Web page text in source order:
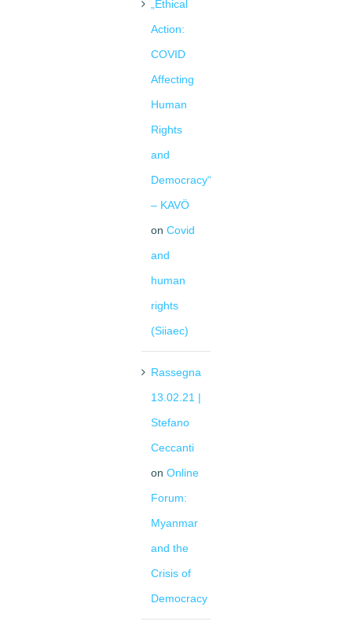
„Ethical
Action:
COVID
Affecting
Human
Rights
and
Democracy“
– KAVÖ
on Covid
and
human
rights
(Siiaec)
Rassegna
13.02.21 |
Stefano
Ceccanti
on Online
Forum:
Myanmar
and the
Crisis of
Democracy